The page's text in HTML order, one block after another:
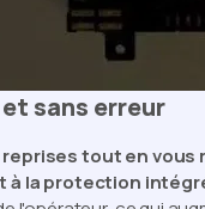
sans erreur
tout en
à la protection